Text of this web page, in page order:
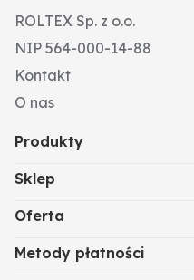
ROLTEX Sp. z o.o.
NIP 564-000-14-88
Kontakt
O nas
Produkty
Sklep
Oferta
Metody płatności